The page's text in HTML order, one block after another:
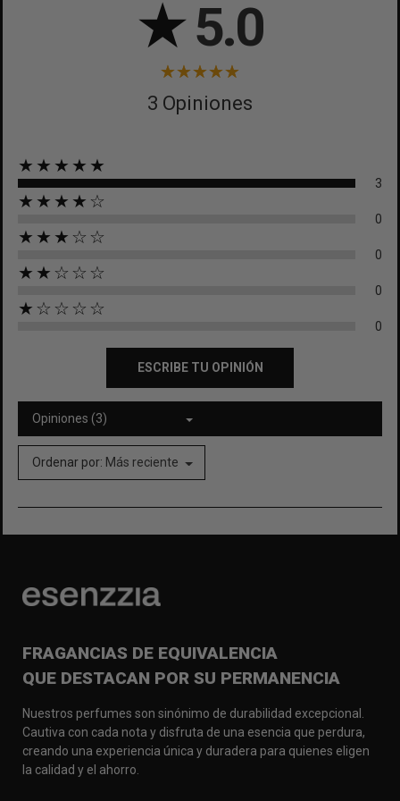
★5.0
3 Opiniones
★★★★★
3
★★★★☆
0
★★★☆☆
0
★★☆☆☆
0
★☆☆☆☆
0
ESCRIBE TU OPINIÓN
Opiniones (3)
Ordenar por: Más reciente
FRAGANCIAS DE EQUIVALENCIA
QUE DESTACAN POR SU PERMANENCIA
Nuestros perfumes son sinónimo de durabilidad excepcional.
Cautiva con cada nota y disfruta de una esencia que perdura,
creando una experiencia única y duradera para quienes eligen
la calidad y el ahorro.